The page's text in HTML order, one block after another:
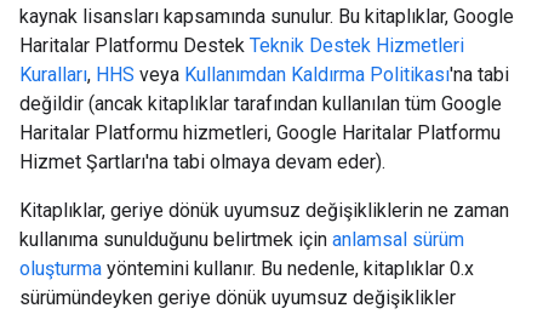
kaynak lisansları kapsamında sunulur. Bu kitaplıklar, Google
Haritalar Platformu Destek Teknik Destek Hizmetleri
Kuralları, HHS veya Kullanımdan Kaldırma Politikası'na tabi
değildir (ancak kitaplıklar tarafından kullanılan tüm Google
Haritalar Platformu hizmetleri, Google Haritalar Platformu
Hizmet Şartları'na tabi olmaya devam eder).
Kitaplıklar, geriye dönük uyumsuz değişikliklerin ne zaman
kullanıma sunulduğunu belirtmek için anlamsal sürüm
oluşturma yöntemini kullanır. Bu nedenle, kitaplıklar 0.x
sürümündeyken geriye dönük uyumsuz değişiklikler